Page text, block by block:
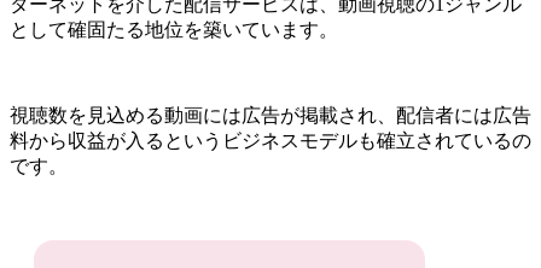
ターネットを介した配信サービスは、動画視聴の1ジャンル
として確固たる地位を築いています。
視聴数を見込める動画には広告が掲載され、配信者には広告
料から収益が入るというビジネスモデルも確立されているの
です。